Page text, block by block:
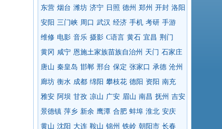
东营 烟台 潍坊 济宁 日照 德州 郑州 开封 洛阳
安阳 三门峡 周口 武汉 经济 手机 考研 手游
维修 电影 音乐 摄影 C语言 黄石 宜昌 荆门
黄冈
咸宁 恩施土家族苗族自治州 天门 石家庄
唐山 秦皇岛 邯郸 邢台 保定 张家口 承德 沧州
廊坊 衡水 成都 绵阳 攀枝花 德阳 资阳 南充
雅安 阿坝 甘孜 凉山 广安 眉山 南昌 抚州 吉安
景德镇 萍乡 新余 鹰潭 合肥 蚌埠 淮北 安庆
黄山 沈阳 大连 鞍山 锦州 铁岭 朝阳市 长春